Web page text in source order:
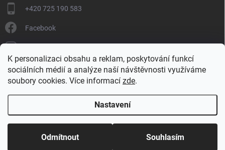
K personalizaci obsahu a reklam, poskytování funkcí
sociálních médií a analýze naší návštěvnosti využíváme
soubory cookies. Více informací zde.
Nastavení
Odmítnout Souhlasím
+420 725 190 583
Facebook
+420 725 190 583
Vytvořil Shoptet
Copyright 2026DONATE. Všechna práva vyhrazena.Upravit nastavení